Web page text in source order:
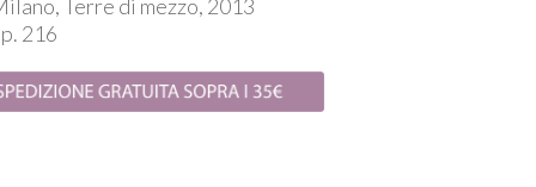
Terre di mezzo, 2013
216